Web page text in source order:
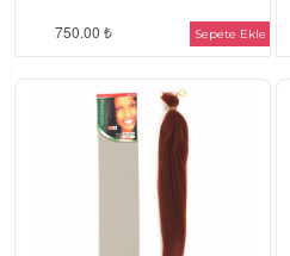
750.00 ₺ Sepete Ekle